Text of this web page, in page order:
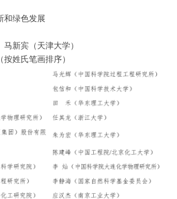
和绿色发展
新宾（天津大学）
（按姓氏笔画排序）